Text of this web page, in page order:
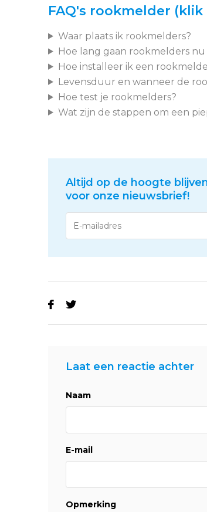
FAQ's rookmelder (klik
Waar plaats ik rookmelders?
Hoe lang gaan rookmelders
Hoe installeer ik een
Levensduur en wanneer de
Hoe test je rookmelders?
Wat zijn de stappen om een
Altijd op de hoogte
voor onze nieuwsbrief!
Laat een reactie achter
Naam
E-mail
Opmerking